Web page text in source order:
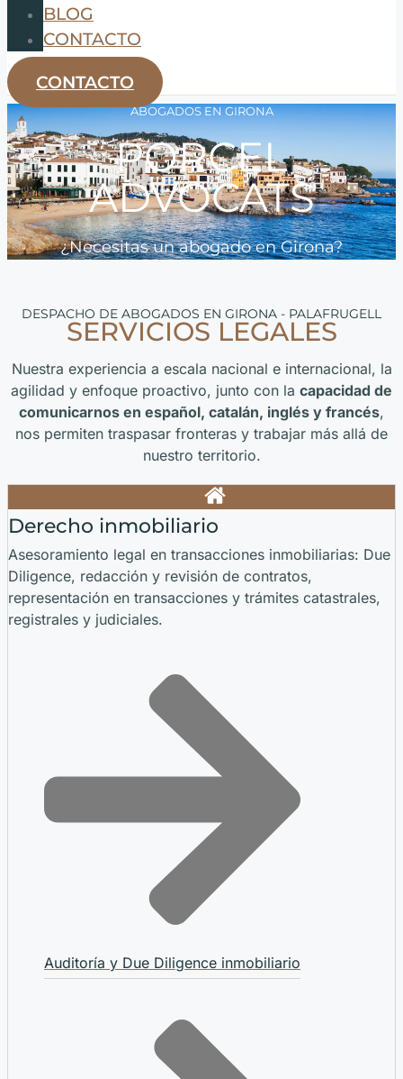
BLOG
CONTACTO
CONTACTO
ABOGADOS EN GIRONA
PORCEL
ADVOCATS
¿Necesitas un abogado en Girona?
DESPACHO DE ABOGADOS EN GIRONA - PALAFRUGELL
SERVICIOS LEGALES
Nuestra experiencia a escala nacional e internacional, la
agilidad y enfoque proactivo, junto con la capacidad de
comunicarnos en español, catalán, inglés y francés,
nos permiten traspasar fronteras y trabajar más allá de
nuestro territorio.
Derecho inmobiliario
Asesoramiento legal en transacciones inmobiliarias: Due
Diligence, redacción y revisión de contratos,
representación en transacciones y trámites catastrales,
registrales y judiciales.
Auditoría y Due Diligence inmobiliario